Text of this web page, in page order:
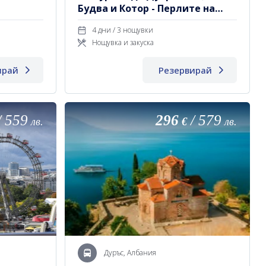
Будва и Котор - Перлите на
Адриатическо Крайбрежие
4 дни / 3 нощувки
Нощувка и закуска
Резервирай
559 лв. 296 €/579 лв.
Дуръс, Албания